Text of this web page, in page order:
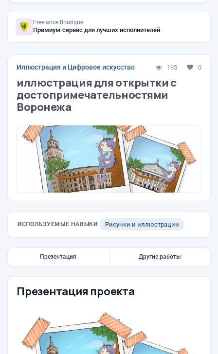
Freelance.Boutique
Премиум-сервис для лучших исполнителей
Иллюстрация и Цифровое искусство 195 0
иллюстрация для открытки с
достопримечательностями
Воронежа
ИСПОЛЬЗУЕМЫЕ НАВЫКИ Рисунки и иллюстрации
Презентация Другие работы
Презентация проекта